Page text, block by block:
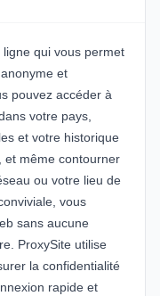
qui vous permet
et
pouvez accéder à
votre pays,
et votre historique
et même contourner
ou votre lieu de
vous
sans aucune
ProxySite utilise
la confidentialité
rapide et